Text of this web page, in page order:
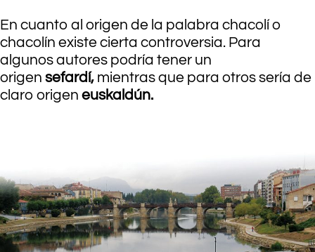
En cuanto al origen de la palabra chacolí o
chacolín existe cierta controversia. Para
algunos autores podría tener un
origen sefardí, mientras que para otros sería de
claro origen euskaldún.